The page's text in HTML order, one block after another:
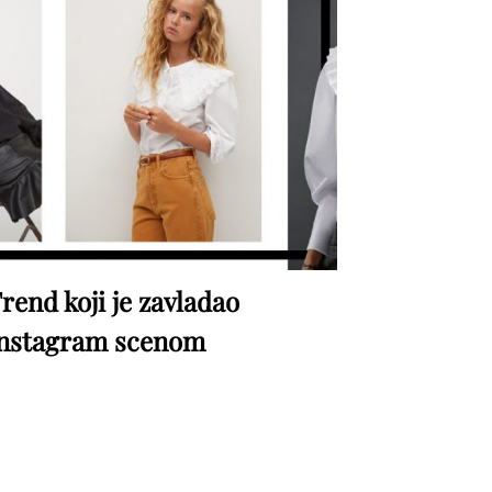
koji je zavladao
scenom